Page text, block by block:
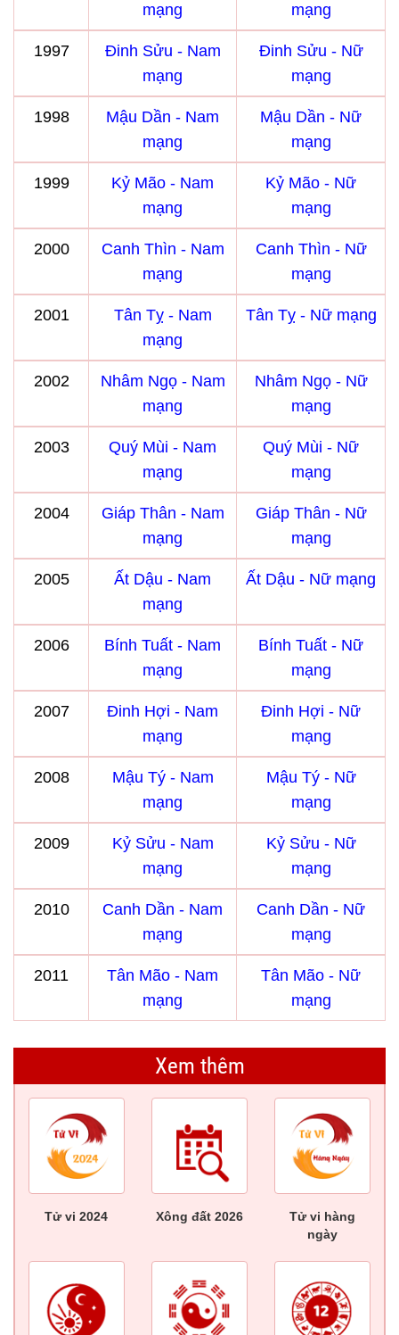
mạng
mạng
1997
Đinh Sửu - Nam
mạng
Đinh Sửu - Nữ
mạng
1998
Mậu Dần - Nam
mạng
Mậu Dần - Nữ
mạng
1999
Kỷ Mão - Nam
mạng
Kỷ Mão - Nữ
mạng
2000
Canh Thìn - Nam
mạng
Canh Thìn - Nữ
mạng
2001
Tân Tỵ - Nam
mạng
Tân Tỵ - Nữ mạng
2002
Nhâm Ngọ - Nam
mạng
Nhâm Ngọ - Nữ
mạng
2003
Quý Mùi - Nam
mạng
Quý Mùi - Nữ
mạng
2004
Giáp Thân - Nam
mạng
Giáp Thân - Nữ
mạng
2005
Ất Dậu - Nam
mạng
Ất Dậu - Nữ mạng
2006
Bính Tuất - Nam
mạng
Bính Tuất - Nữ
mạng
2007
Đinh Hợi - Nam
mạng
Đinh Hợi - Nữ
mạng
2008
Mậu Tý - Nam
mạng
Mậu Tý - Nữ
mạng
2009
Kỷ Sửu - Nam
mạng
Kỷ Sửu - Nữ
mạng
2010
Canh Dần - Nam
mạng
Canh Dần - Nữ
mạng
2011
Tân Mão - Nam
mạng
Tân Mão - Nữ
mạng
Xem thêm
Tử vi 2024 Xông đất 2026
Tử vi hàng
ngày